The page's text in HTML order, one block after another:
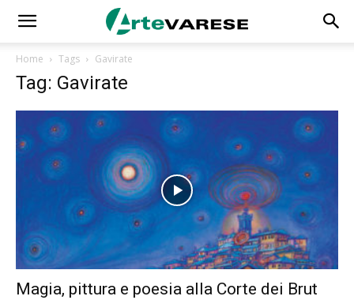
Home Tags Gavirate
Tag: Gavirate
Magia, pittura e poesia alla Corte dei Brut